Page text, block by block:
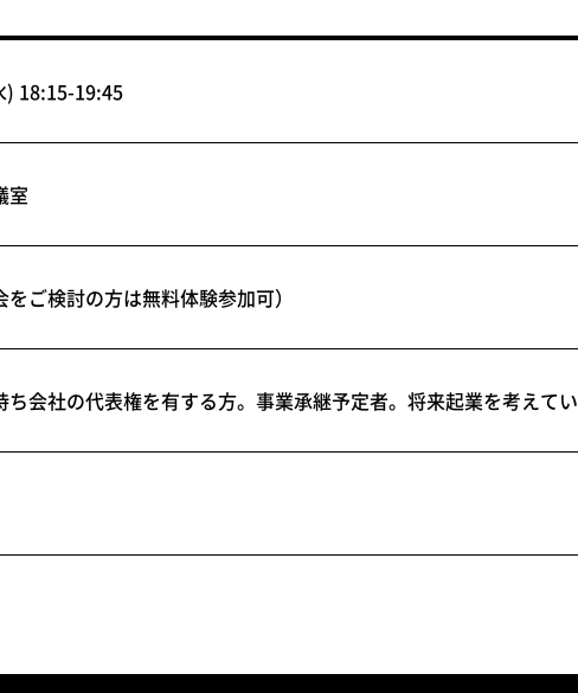
) 18:15-19:45
室
ご検討の方は無料体験参加可）
会社の代表権を有する方。事業承継予定者。将来起業を考えてい